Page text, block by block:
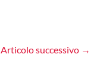
Articolo successivo →